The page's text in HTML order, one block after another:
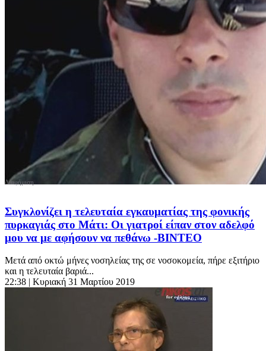
Συγκλονίζει η τελευταία εγκαυματίας της φονικής
πυρκαγιάς στο Μάτι: Οι γιατροί είπαν στον αδελφό
μου να με αφήσουν να πεθάνω -ΒΙΝΤΕΟ
Μετά από οκτώ μήνες νοσηλείας της σε νοσοκομεία, πήρε εξιτήριο
και η τελευταία βαριά...
22:38 | Κυριακή 31 Μαρτίου 2019